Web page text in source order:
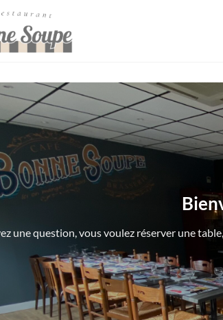
une question, vous voulez réserver une